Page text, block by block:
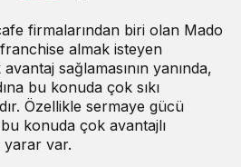
firmalarından biri olan Mado
almak isteyen
sağlamasının yanında,
bu konuda çok sıkı
Özellikle sermaye gücü
bu konuda çok avantajlı
yarar var.